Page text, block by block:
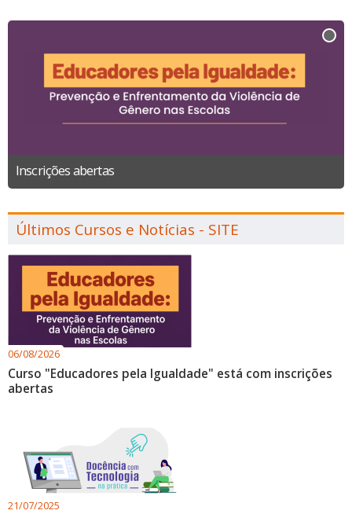
Inscrições abertas
Últimos Cursos e Notícias - SITE
06/08/2026
Curso "Educadores pela Igualdade" está com inscrições
abertas
21/07/2025